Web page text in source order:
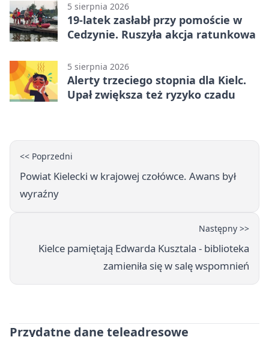
5 sierpnia 2026
19-latek zasłabł przy pomoście w
Cedzynie. Ruszyła akcja ratunkowa
5 sierpnia 2026
Alerty trzeciego stopnia dla Kielc.
Upał zwiększa też ryzyko czadu
<< Poprzedni
Powiat Kielecki w krajowej czołówce. Awans był
wyraźny
Następny >>
Kielce pamiętają Edwarda Kusztala - biblioteka
zamieniła się w salę wspomnień
Przydatne dane teleadresowe